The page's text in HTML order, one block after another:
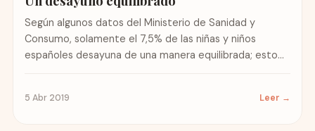
Según algunos datos del Ministerio de Sanidad y
Consumo, solamente el 7,5% de las niñas y niños
españoles desayuna de una manera equilibrada; esto
5 Abr 2019 Leer →